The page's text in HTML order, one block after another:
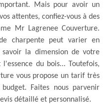
Mais pour avoir un
attentes, confiez-vous à des
Mr Lagrenee Couverture.
charpente peut varier en
la dimension de votre
du bois... Toutefois,
vous propose un tarif très
Faites nous parvenir
détaillé et personnalisé.